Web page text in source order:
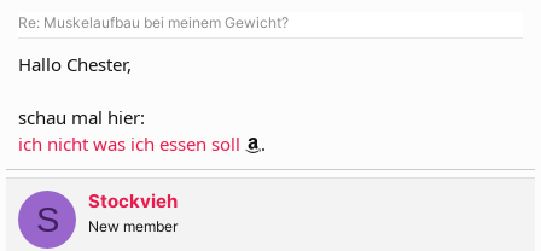
Re: Muskelaufbau bei meinem Gewicht?
Hallo Chester,
schau mal hier:
ich nicht was ich essen soll
.
S Stockvieh
New member